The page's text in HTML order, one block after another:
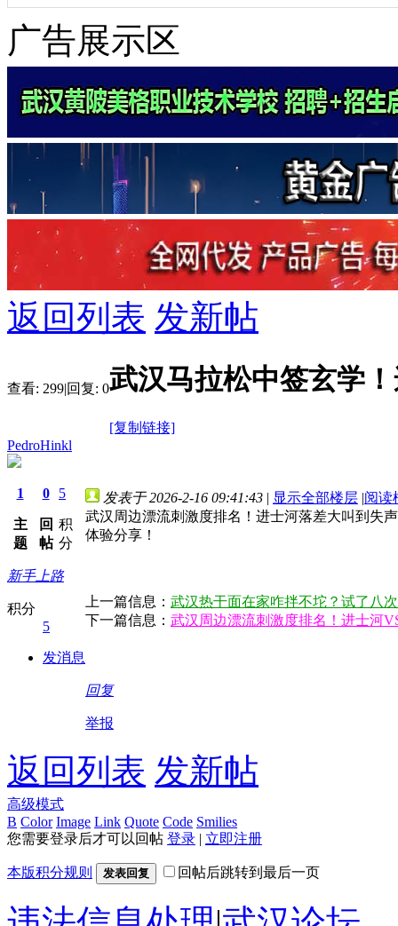
广告展示区
返回列表 发新帖
查看: 299|回复: 0武汉马拉松中签玄学
[复制链接]
PedroHinkl
1
主
题
0
回
帖
5
积
分
新手上路
积分
5
发消息
发表于 2026-2-16 09:41:43 | 显示全部楼层 |阅读
武汉周边漂流刺激度排名！进士河落差大叫到失
体验分享！
上一篇信息： 武汉热干面在家咋拌不坨？试了八
下一篇信息： 武汉周边漂流刺激度排名！进士河
回复
举报
返回列表 发新帖
高级模式
B Color Image Link Quote Code Smilies
您需要登录后才可以回帖 登录 | 立即注册
本版积分规则 发表回复 回帖后跳转到最后一页